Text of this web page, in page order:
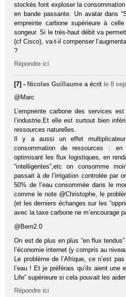
stockés font exploser la
en bande passante. Un avatar dans
empreinte carbone supérieure à
songeur. Si le très-haut débit va
(cf Cisco), va-t-il compenser
?
Répondre ici
[7] - Nicolas Guillaume a écrit le 8
@Marc
L’empreinte carbone des services
l’industrie.Et elle est surtout bien
ressources naturelles.
Il y a aussi un effet
consommation de ressources :
optimisant les flux logistiques, en
“intelligentes”,etc on consomme
passait à de l’irrigation controlée par
50% de l’eau consommée dans le
comme le note @Christophe, le
(et les derniers échanges sur les
avec la taxe carbone ne m’encourage
@Bern2.0
On est de plus en plus “en flux
l’économie internet (y compris au
Le problème de l’Afrique, ce n’est
l’eau ! Et je préférais qu’ils aient une
Life” supérieure si cela pouvait les
Répondre ici